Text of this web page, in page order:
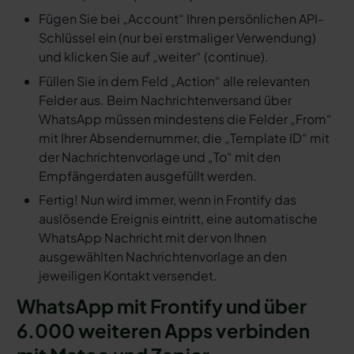
Fügen Sie bei „Account“ Ihren persönlichen API-
Schlüssel ein (nur bei erstmaliger Verwendung)
und klicken Sie auf „weiter“ (continue).
Füllen Sie in dem Feld „Action“ alle relevanten
Felder aus. Beim Nachrichtenversand über
WhatsApp müssen mindestens die Felder „From“
mit Ihrer Absendernummer, die „Template ID“ mit
der Nachrichtenvorlage und „To“ mit den
Empfängerdaten ausgefüllt werden.
Fertig! Nun wird immer, wenn in Frontify das
auslösende Ereignis eintritt, eine automatische
WhatsApp Nachricht mit der von Ihnen
ausgewählten Nachrichtenvorlage an den
jeweiligen Kontakt versendet.
WhatsApp mit Frontify und über
6.000 weiteren Apps verbinden